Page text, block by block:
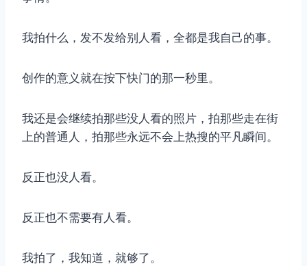
我拍什么，发不发给别人看，全都是我自己的事。
创作的意义就在按下快门的那一秒里。
我还是会继续拍那些没人看的照片，拍那些走在街
上的普通人，拍那些永远不会上热搜的平凡瞬间。
反正也没人看。
反正也不需要有人看。
我拍了，我知道，就够了。